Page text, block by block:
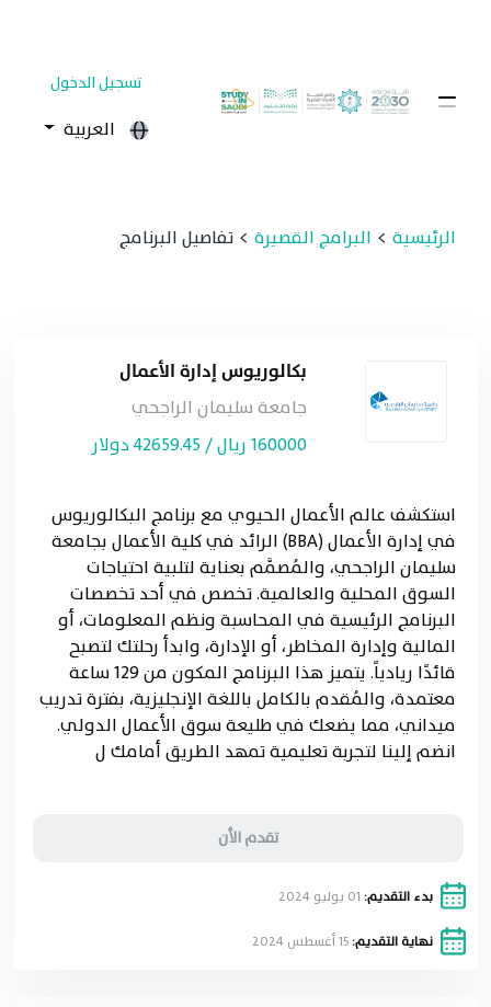
تسجيل الدخول
العربية
الرئيسية البرامج القصيرة تفاصيل البرنامج
بكالوريوس إدارة الأعمال
جامعة سليمان الراجحي
160000 ريال / 42659.45 دولار
استكشف عالم الأعمال الحيوي مع برنامج البكالوريوس
في إدارة الأعمال (BBA) الرائد في كلية الأعمال بجامعة
سليمان الراجحي، والمُصمَّم بعناية لتلبية احتياجات
السوق المحلية والعالمية. تخصص في أحد تخصصات
البرنامج الرئيسية في المحاسبة ونظم المعلومات، أو
المالية وإدارة المخاطر، أو الإدارة، وابدأ رحلتك لتصبح
قائدًا ريادياً. يتميز هذا البرنامج المكون من 129 ساعة
معتمدة، والمُقدم بالكامل باللغة الإنجليزية، بفترة تدريب
ميداني، مما يضعك في طليعة سوق الأعمال الدولي.
انضم إلينا لتجربة تعليمية تمهد الطريق أمامك ل
تقدم الأن
بدء التقديم: 01 يوليو 2024
نهاية التقديم: 15 أغسطس 2024